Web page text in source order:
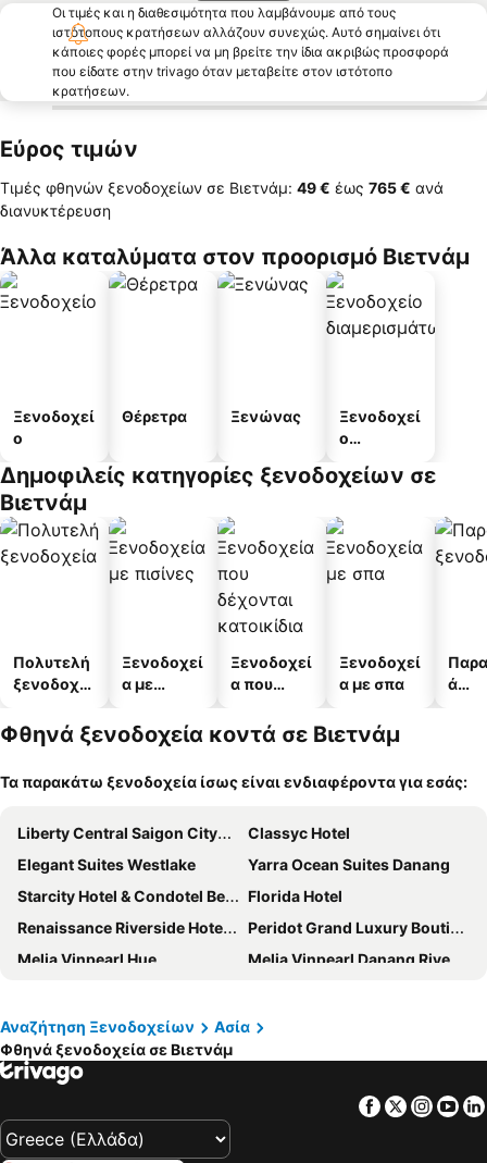
Οι τιμές και η διαθεσιμότητα που λαμβάνουμε από τους
ιστότοπους κρατήσεων αλλάζουν συνεχώς. Αυτό σημαίνει ότι
κάποιες φορές μπορεί να μη βρείτε την ίδια ακριβώς προσφορά
που είδατε στην trivago όταν μεταβείτε στον ιστότοπο
κρατήσεων.
Εύρος τιμών
Τιμές φθηνών ξενοδοχείων σε Βιετνάμ: ‎49 € έως ‎765 € ανά
διανυκτέρευση
Άλλα καταλύματα στον προορισμό Βιετνάμ
Ξενοδοχεί
ο
Θέρετρα Ξενώνας
Ξενοδοχεί
ο
άτων
Δημοφιλείς κατηγορίες ξενοδοχείων σε
Βιετνάμ
Πολυτελή
ξενοδοχεί
Ξενοδοχεί
α με
Ξενοδοχεί
α που
κατοικίδι
Ξενοδοχεί
α με σπα
ά
Φθηνά ξενοδοχεία κοντά σε Βιετνάμ
Τα παρακάτω ξενοδοχεία ίσως είναι ενδιαφέροντα για εσάς:
Liberty Central Saigon Citypoint Hotel
Classyc Hotel
Elegant Suites Westlake
Yarra Ocean Suites Danang
Starcity Hotel & Condotel Beachfront Nha Trang
Florida Hotel
Renaissance Riverside Hotel Saigon
Peridot Grand Luxury Boutique Hotel
Melia Vinpearl Hue
Melia Vinpearl Danang Riverfront
Orchids Saigon Hotel
Ivy Hotel Nha Trang
SOL by Meliá Phu Quoc
HAIAN Beach Hotel & Spa
The Legend Hanoi Hotel
Halina Hotel & Apartment
Somerset Grand Hanoi
Αναζήτηση Ξενοδοχείων
Ασία
Φθηνά ξενοδοχεία σε Βιετνάμ
Facebook
Twitter